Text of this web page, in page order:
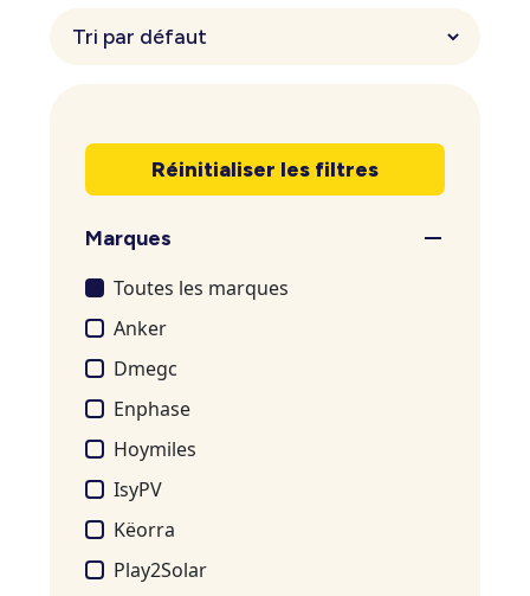
Réinitialiser les filtres
Marques
Toutes les marques
Anker
Dmegc
Enphase
Hoymiles
IsyPV
Këorra
Play2Solar